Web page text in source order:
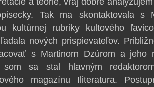
Tak ma skontaktovala s
kultúrnej rubriky kultového
nových prispievateľov.
s Martinom Dzúrom a jeho
som sa stal hlavným
magazínu Iliteratura.